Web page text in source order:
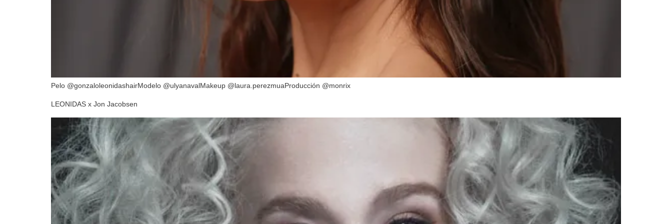
Pelo @gonzaloleonidashairModelo @ulyanavalMakeup @laura.perezmuaProducción @monrix
LEONIDAS x Jon Jacobsen